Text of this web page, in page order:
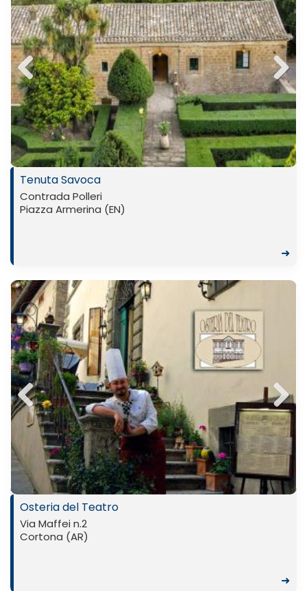
Previ
ous
Next
Tenuta Savoca
Contrada Polleri
Piazza Armerina (EN)
➜
Previ
ous
Next
Osteria del Teatro
Via Maffei n.2
Cortona (AR)
➜